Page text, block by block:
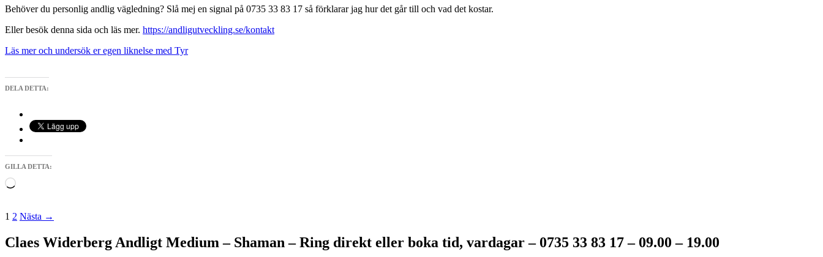
Behöver du personlig andlig vägledning? Slå mej en signal på 0735 33 83 17 så förklarar jag hur det går till och vad det kostar.
Eller besök denna sida och läs mer. https://andligutveckling.se/kontakt
Läs mer och undersök er egen liknelse med Tyr
DELA DETTA:
GILLA DETTA:
Laddar
Inläggsnavigering
1 2 Nästa →
Claes Widerberg Andligt Medium – Shaman – Ring direkt eller boka tid, vardagar – 0735 33 83 17 – 09.00 – 19.00